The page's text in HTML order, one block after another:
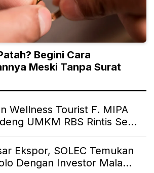
Begini Cara
Meski Tanpa Surat
Wellness Tourist F. MIPA
UMKM RBS Rintis Se...
Ekspor, SOLEC Temukan
Dengan Investor Mala...